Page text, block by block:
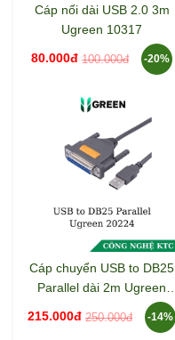
Cáp nối dài USB 2.0 3m
Ugreen 10317
80.000đ 100.000đ -20%
Cáp chuyển USB to DB25
Parallel dài 2m Ugreen
215.000đ 250.000đ -14%